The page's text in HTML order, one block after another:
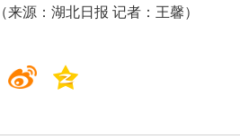
（来源：湖北日报 记者：王馨）